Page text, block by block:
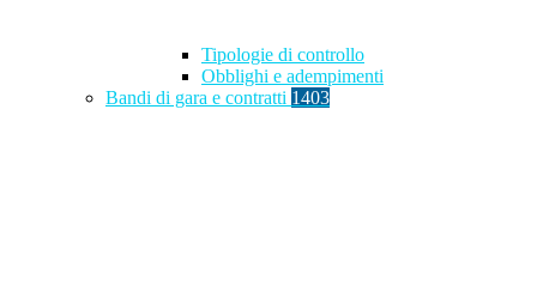
Tipologie di controllo
Obblighi e adempimenti
Bandi di gara e contratti 1403